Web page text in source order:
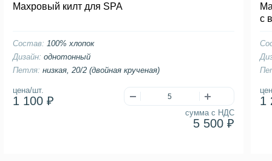
Махровый килт для SPA
цена/шт.
1 100 ₽
сумма с НДС
5 500 ₽
Состав: 100% хлопок
Дизайн: однотонный
Петля: низкая, 20/2 (двойная крученая)
с
1